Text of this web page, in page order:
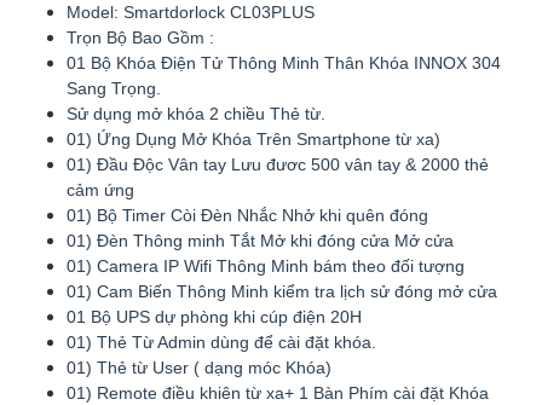
Model: Smartdorlock CL03PLUS
Trọn Bộ Bao Gồm :
01 Bộ Khóa Điện Tử Thông Minh Thân Khóa INNOX 304
Sang Trọng.
Sử dụng mở khóa 2 chiều Thẻ từ.
01) Ứng Dụng Mở Khóa Trên Smartphone từ xa)
01) Đầu Độc Vân tay Lưu đươc 500 vân tay & 2000 thẻ
cảm ứng
01) Bộ Timer Còi Đèn Nhắc Nhở khi quên đóng
01) Đèn Thông minh Tắt Mở khi đóng cửa Mở cửa
01) Camera IP Wifi Thông Minh bám theo đối tượng
01) Cam Biến Thông Minh kiểm tra lịch sử đóng mở cửa
01 Bộ UPS dự phòng khi cúp điện 20H
01) Thẻ Từ Admin dùng để cài đặt khóa.
01) Thẻ từ User ( dạng móc Khóa)
01) Remote điều khiên từ xa+ 1 Bàn Phím cài đặt Khóa